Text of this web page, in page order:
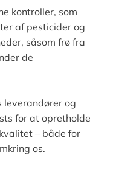
kontroller, som
af pesticider og
såsom frø fra
de
og
for at opretholde
– både for
os.